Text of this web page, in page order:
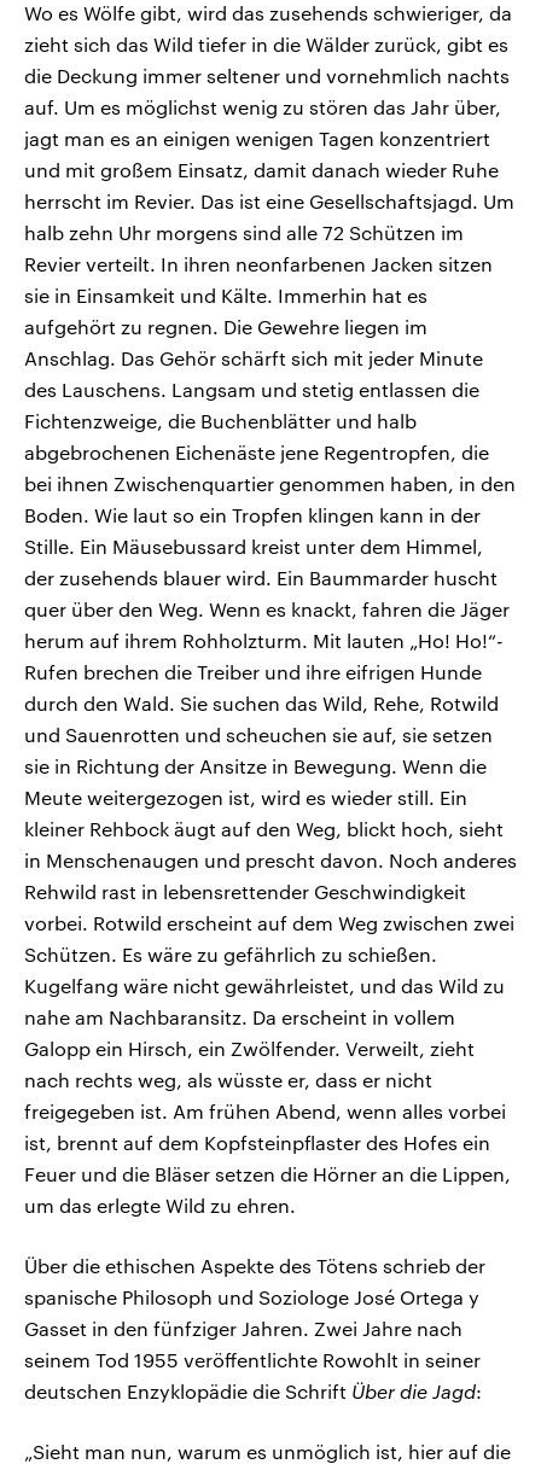
Wo es Wölfe gibt, wird das zusehends schwieriger, da
zieht sich das Wild tiefer in die Wälder zurück, gibt es
die Deckung immer seltener und vornehmlich nachts
auf. Um es möglichst wenig zu stören das Jahr über,
jagt man es an einigen wenigen Tagen konzentriert
und mit großem Einsatz, damit danach wieder Ruhe
herrscht im Revier. Das ist eine Gesellschaftsjagd. Um
halb zehn Uhr morgens sind alle 72 Schützen im
Revier verteilt. In ihren neonfarbenen Jacken sitzen
sie in Einsamkeit und Kälte. Immerhin hat es
aufgehört zu regnen. Die Gewehre liegen im
Anschlag. Das Gehör schärft sich mit jeder Minute
des Lauschens. Langsam und stetig entlassen die
Fichtenzweige, die Buchenblätter und halb
abgebrochenen Eichenäste jene Regentropfen, die
bei ihnen Zwischenquartier genommen haben, in den
Boden. Wie laut so ein Tropfen klingen kann in der
Stille. Ein Mäusebussard kreist unter dem Himmel,
der zusehends blauer wird. Ein Baummarder huscht
quer über den Weg. Wenn es knackt, fahren die Jäger
herum auf ihrem Rohholzturm. Mit lauten „Ho! Ho!“-
Rufen brechen die Treiber und ihre eifrigen Hunde
durch den Wald. Sie suchen das Wild, Rehe, Rotwild
und Sauenrotten und scheuchen sie auf, sie setzen
sie in Richtung der Ansitze in Bewegung. Wenn die
Meute weitergezogen ist, wird es wieder still. Ein
kleiner Rehbock äugt auf den Weg, blickt hoch, sieht
in Menschenaugen und prescht davon. Noch anderes
Rehwild rast in lebensrettender Geschwindigkeit
vorbei. Rotwild erscheint auf dem Weg zwischen zwei
Schützen. Es wäre zu gefährlich zu schießen.
Kugelfang wäre nicht gewährleistet, und das Wild zu
nahe am Nachbaransitz. Da erscheint in vollem
Galopp ein Hirsch, ein Zwölfender. Verweilt, zieht
nach rechts weg, als wüsste er, dass er nicht
freigegeben ist. Am frühen Abend, wenn alles vorbei
ist, brennt auf dem Kopfsteinpflaster des Hofes ein
Feuer und die Bläser setzen die Hörner an die Lippen,
um das erlegte Wild zu ehren.
Über die ethischen Aspekte des Tötens schrieb der
spanische Philosoph und Soziologe José Ortega y
Gasset in den fünfziger Jahren. Zwei Jahre nach
seinem Tod 1955 veröffentlichte Rowohlt in seiner
deutschen Enzyklopädie die Schrift Über die Jagd:
„Sieht man nun, warum es unmöglich ist, hier auf die